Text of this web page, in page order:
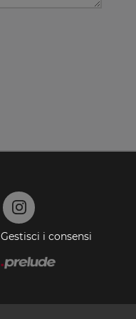
Gestisci i consensi